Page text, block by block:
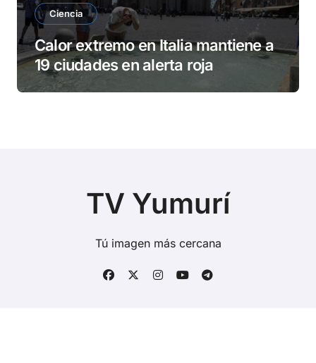
Ciencia
Calor extremo en Italia mantiene a
19 ciudades en alerta roja
TV Yumurí
Tú imagen más cercana